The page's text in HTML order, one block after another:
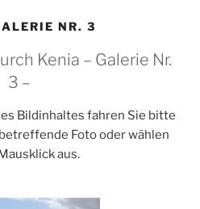
NR. 3
Kenia – Galerie Nr.
3 –
Bildinhaltes fahren Sie bitte
Foto oder wählen
aus.